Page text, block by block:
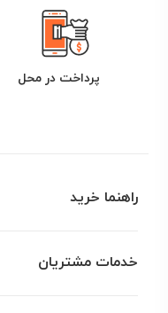
پرداخت در محل
راهنما خرید
خدمات مشتریان